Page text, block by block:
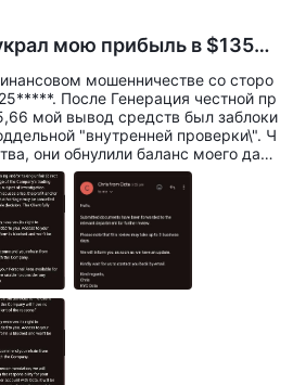
мою прибыль в $1355.
мошенничестве со сторо
После Генерация честной пр
мой вывод средств был заблоки
"внутренней проверки\". Ч
они обнулили баланс моего даш
принудительную корректиров
их официальный AI-ассист
мне по электронной почте: \"Ваши с
эти $0,00 — всего лишь временная
Даже мой IB-менеджер Вир
в безопасности, но заблокиро
я потребовал выплату. Сразу по
окончательное письмо о р
с пунктами 3.10 и 8.2, конфиску
противоречивые пункты и
внутренний отдел обещает безо
прибыль. Это абсолютная Моше